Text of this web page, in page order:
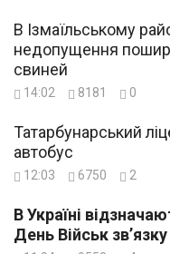
В Ізмаїльському
недопущення
свиней
14:02 8181 0
Татарбунарський
автобус
12:03 6750 2
В Україні
День Військ